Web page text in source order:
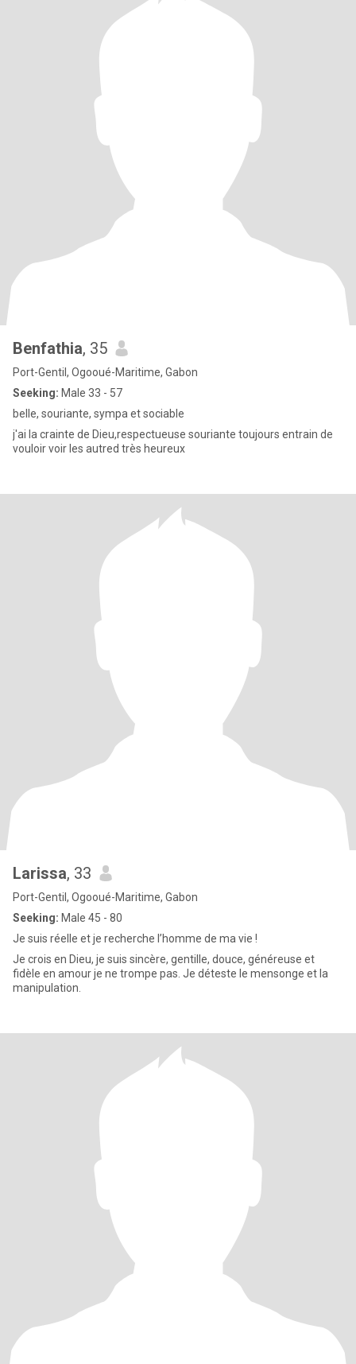
Benfathia, 35
Port-Gentil, Ogooué-Maritime, Gabon
Seeking: Male 33 - 57
belle, souriante, sympa et sociable
j'ai la crainte de Dieu,respectueuse souriante toujours entrain de
vouloir voir les autred très heureux
Larissa, 33
Port-Gentil, Ogooué-Maritime, Gabon
Seeking: Male 45 - 80
Je suis réelle et je recherche l’homme de ma vie !
Je crois en Dieu, je suis sincère, gentille, douce, généreuse et
fidèle en amour je ne trompe pas. Je déteste le mensonge et la
manipulation.